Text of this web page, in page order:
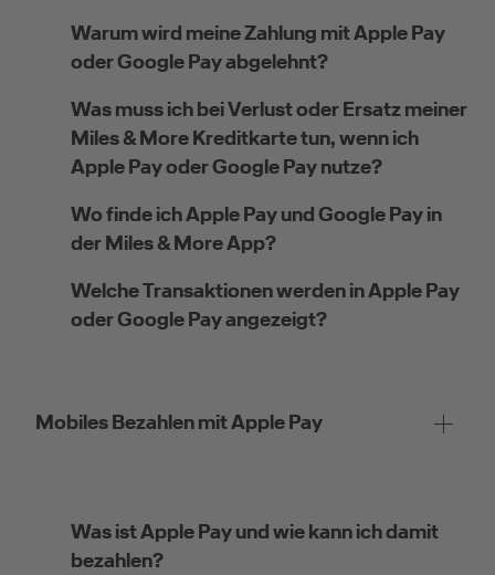
Warum wird meine Zahlung mit Apple Pay
oder Google Pay abgelehnt?
Was muss ich bei Verlust oder Ersatz meiner
Miles & More Kreditkarte tun, wenn ich
Apple Pay oder Google Pay nutze?
Wo finde ich Apple Pay und Google Pay in
der Miles & More App?
Welche Transaktionen werden in Apple Pay
oder Google Pay angezeigt?
Mobiles Bezahlen mit Apple Pay
Was ist Apple Pay und wie kann ich damit
bezahlen?